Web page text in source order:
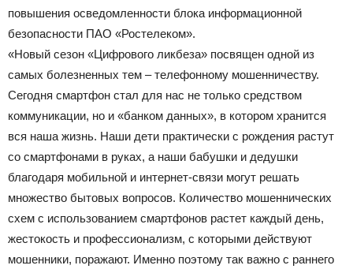
повышения осведомленности блока информационной
безопасности ПАО «Ростелеком».
«Новый сезон «Цифрового ликбеза» посвящен одной из
самых болезненных тем – телефонному мошенничеству.
Сегодня смартфон стал для нас не только средством
коммуникации, но и «банком данных», в котором хранится
вся наша жизнь. Наши дети практически с рождения растут
со смартфонами в руках, а наши бабушки и дедушки
благодаря мобильной и интернет-связи могут решать
множество бытовых вопросов. Количество мошеннических
схем с использованием смартфонов растет каждый день,
жестокость и профессионализм, с которыми действуют
мошенники, поражают. Именно поэтому так важно с раннего